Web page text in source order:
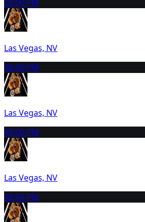
28:00 PM
Las Vegas, NV
38:00 PM
Las Vegas, NV
48:00 PM
Las Vegas, NV
58:00 PM